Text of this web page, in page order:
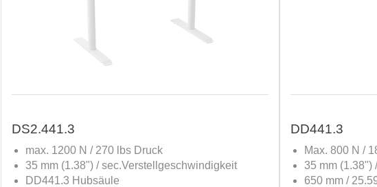
DS2.441.3
max. 1200 N / 270 lbs Druck
35 mm (1.38") / sec.Verstellgeschwindigkeit
DD441.3 Hubsäule
DD441.3
Max. 800 N /
35 mm (1.38")
650 mm /